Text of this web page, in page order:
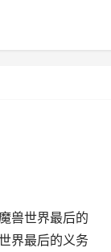
兽世界最后的
界最后的义务